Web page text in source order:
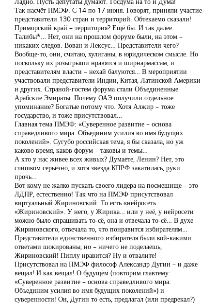
Так насчёт ПМЭФ. С 14 по 17 июня. Говорят, приняли участие
представители 130 стран и территорий. Обтекаемо сказали!
Приморский край – территория? Ещё бы. И так далее.
Талибы*… Нет, они на прошлом форуме были, на этом –
никаких следов. Вован и Лексус… Представители чего?
Вообще-то, они, считаю, хулиганы, в юридическом смысле. Но
поскольку их розыгрыши нравятся и ширнармассам, и
представителям власти – нехай балуются… В мероприятии
участвовали представители Индии, Китая, Латинской Америки
и других. Страной-гостем форума стали Объединенные
Арабские Эмираты. Почему ОАЭ получили отдельное
упоминание? Богатые потому что. Хотя Алжир – тоже
государство, и тоже присутствовал…
Главная тема ПМЭФ: «Суверенное развитие – основа
справедливого мира. Объединим усилия во имя будущих
поколений». Сугубо российская тема, я бы сказала, но уж
каково время, каков форум – таковы и темы…
А кто у нас живее всех живых? Думаете, Ленин? Нет, это
слишком серьёзно, и хотя звезда КПРФ закатилась, руки
прочь…
Вот кому не жалко пускать своего лидера на посмешище – это
ЛДПР, естественно! Так что на ПМЭФ присутствовал
виртуальный Жириновский. То есть «нейросеть
«Жириновский». У него, у Жирика… или у неё, у нейросети
можно было спрашивать то-сё, она и отвечала то-сё… В духе
Жириновского, отвечала то, что понравится избирателям…
Представители единственного избирателя были кой-какими
ответами шокированы, но – ничего не поделаешь,
Жириновский! Пиплу нравится? Ну и отвалите!
Присутствовал на ПМЭФ философ Александр Дугин – и даже
вещал! И как вещал! О будущем (повторим главтему:
«Суверенное развитие – основа справедливого мира.
Объединим усилия во имя будущих поколений») и
суверенности! Он, Дугин то есть, предлагал (или предрекал?)